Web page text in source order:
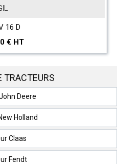
T 560 Hillmaster
297000 € HT
TRACTEURS
Deere
Holland
Claas
Fendt